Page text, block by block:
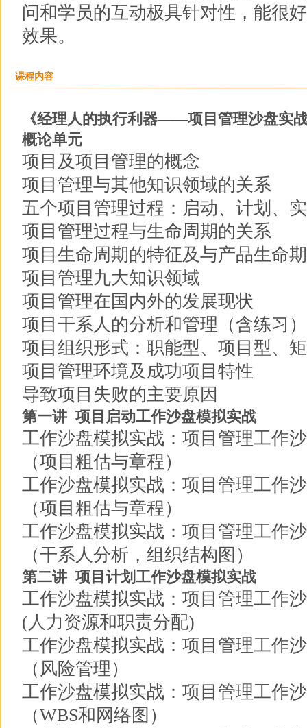
问和学员的互动极具针对性，能很
效果。
课程内容
《经理人的执行利器——项目管理沙盘实
概论单元
项目及项目管理的概念
项目管理与其他知识领域的关系
五个项目管理过程：启动、计划、
项目管理过程与生命周期的关系
项目生命周期的特征及与产品生命
项目管理九大知识领域
项目管理在国内外的发展现状
项目干系人的分析和管理（含练习）
项目组织形式：职能型、项目型、
项目管理环境及成功项目特性
导致项目失败的主要原因
第一讲 项目启动工作沙盘模拟实战
工作沙盘模拟实战：项目管理工作
（项目粗估与章程）
工作沙盘模拟实战：项目管理工作
（项目粗估与章程）
工作沙盘模拟实战：项目管理工作
（干系人分析，组织结构图）
第二讲 项目计划工作沙盘模拟实战
工作沙盘模拟实战：项目管理工作
(人力资源和职责分配)
工作沙盘模拟实战：项目管理工作
（风险管理）
工作沙盘模拟实战：项目管理工作
（WBS和网络图）